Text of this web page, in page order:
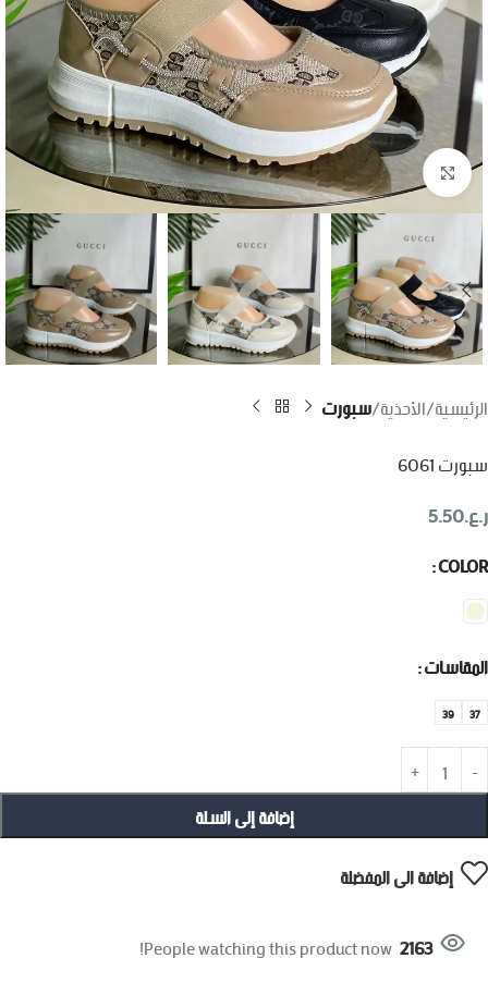
اضغط للتكبير
الرئيسية الأحذية سبورت
سبورت 6061
ر.ع.5.50
COLOR
المقاسات
37
39
إضافة إلى السلة
إضافة الى المفضلة
2163
People watching this product now!